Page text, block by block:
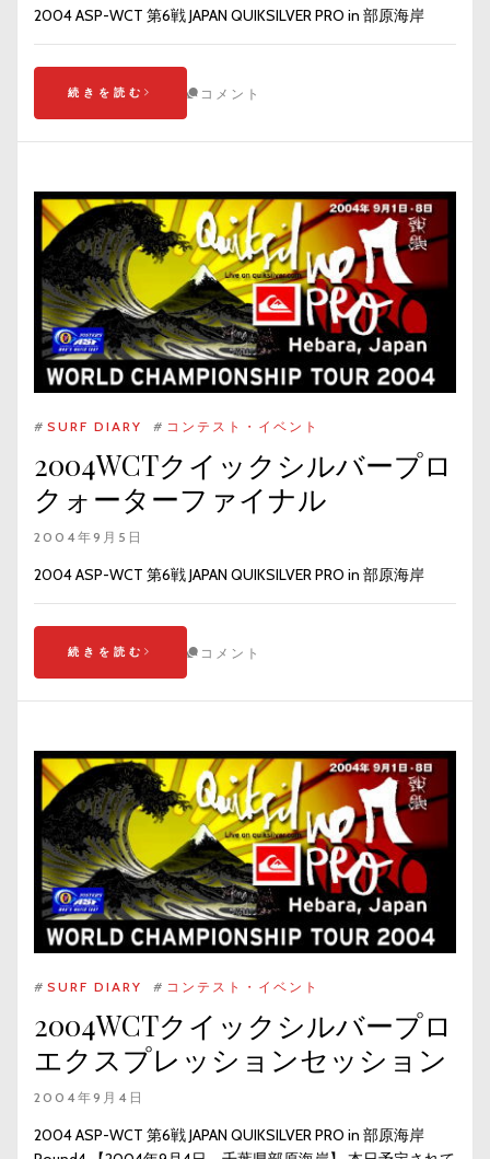
2004 ASP-WCT 第6戦 JAPAN QUIKSILVER PRO in 部原海岸
続きを読む コメント
# SURF DIARY # コンテスト・イベント
2004WCTクイックシルバープロ
クォーターファイナル
2004年9月5日
2004 ASP-WCT 第6戦 JAPAN QUIKSILVER PRO in 部原海岸
続きを読む コメント
# SURF DIARY # コンテスト・イベント
2004WCTクイックシルバープロ
エクスプレッションセッション
2004年9月4日
2004 ASP-WCT 第6戦 JAPAN QUIKSILVER PRO in 部原海岸